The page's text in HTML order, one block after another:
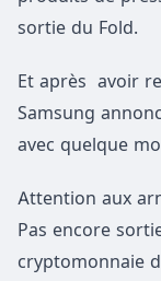
sortie du Fold.
Et après avoir
Samsung
avec quelque
Attention aux
Pas encore
cryptomonnaie